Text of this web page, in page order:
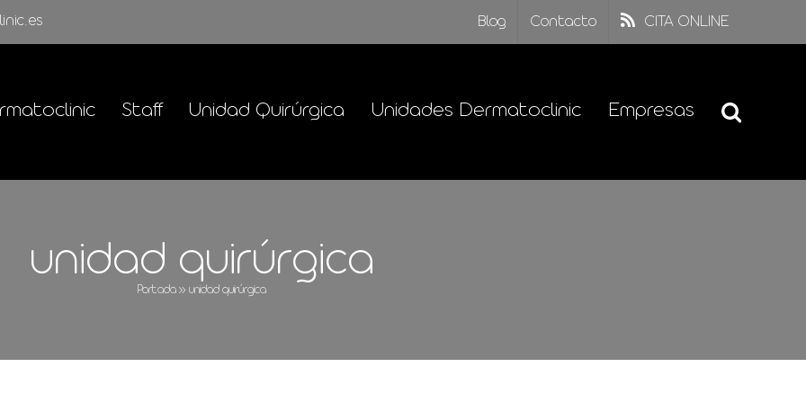
Blog Contacto CITA ONLINE
Staff Unidad Quirúrgica Unidades Dermatoclinic Empresas
unidad quirúrgica
Portada » unidad quirúrgica